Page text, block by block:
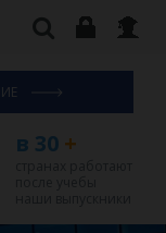
в 30+